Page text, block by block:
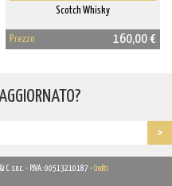
Scotch Whisky
Prezzo 160,00 €
& C. s.n.c. - P.IVA: 00513210187 - Credits